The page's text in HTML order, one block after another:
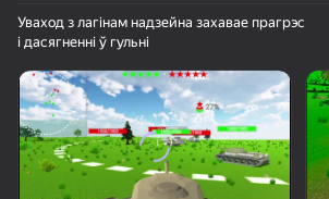
Павярніце
Гульня працуе толькі ў
арыентацыі
Уваход з лагінам надзейна захавае прагрэс
і дасягненні ў гульні